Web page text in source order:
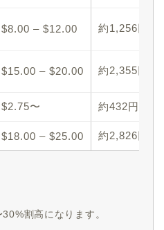
$8.00 – $12.00 約1,256円 –
$15.00 – $20.00 約2,355円 –
$2.75〜 約432円〜
$18.00 – $25.00 約2,826円 –
割高になります。